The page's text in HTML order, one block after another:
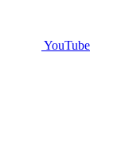
YouTube